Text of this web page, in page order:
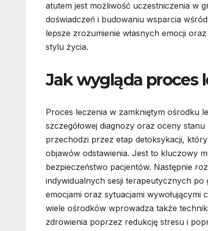
atutem jest możliwość uczestniczenia w
doświadczeń i budowaniu wsparcia
lepsze zrozumienie własnych emocji
stylu życia.
Jak wygląda proces
Proces leczenia w zamkniętym ośrodku
szczegółowej diagnozy oraz oceny
przechodzi przez etap detoksykacji,
objawów odstawienia. Jest to kluczowy
bezpieczeństwo pacjentów. Następnie
indywidualnych sesji terapeutycznych
emocjami oraz sytuacjami
wiele ośrodków wprowadza także
zdrowienia poprzez redukcję stresu i